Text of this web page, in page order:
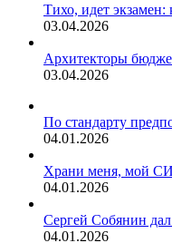
Тихо, идет
03.04.2026
Архитекторы
03.04.2026
По стандарту
04.01.2026
Храни меня, мой
04.01.2026
Сергей Собянин
04.01.2026